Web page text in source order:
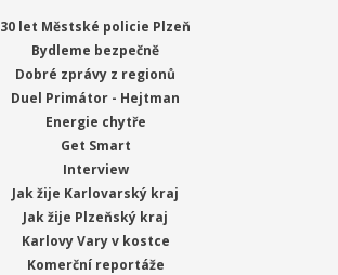
30 let Městské policie Plzeň
Bydleme bezpečně
Dobré zprávy z regionů
Duel Primátor - Hejtman
Energie chytře
Get Smart
Interview
Jak žije Karlovarský kraj
Jak žije Plzeňský kraj
Karlovy Vary v kostce
Komerční reportáže